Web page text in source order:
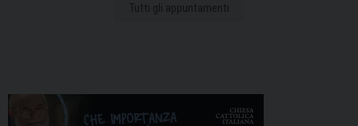
Tutti gli appuntamenti